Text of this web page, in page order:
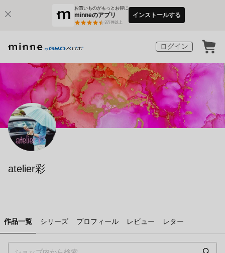
お買いものがもっとお得に
minneのアプリ
3万件以上
インストールする
ログイン
atelier彩
作品一覧 シリーズ プロフィール レビュー レター